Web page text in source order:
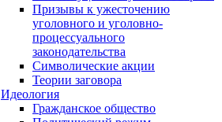
Призывы к ужесточению
уголовного и уголовно-
процессуального
законодательства
Символические акции
Теории заговора
Идеология
Гражданское общество